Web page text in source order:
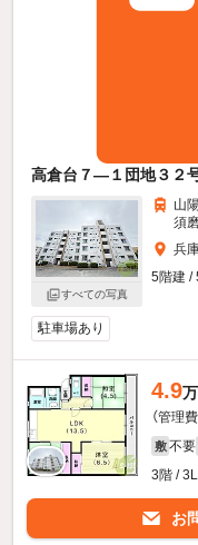
高倉台７—１団地３２
すべての写真
山
須
兵
5階建 /
駐車場あり
4.9
（管理
敷 不要
3階 /
お